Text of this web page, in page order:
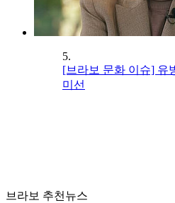
5.
[브라보 문화 이슈] 유
미선
브라보 추천뉴스